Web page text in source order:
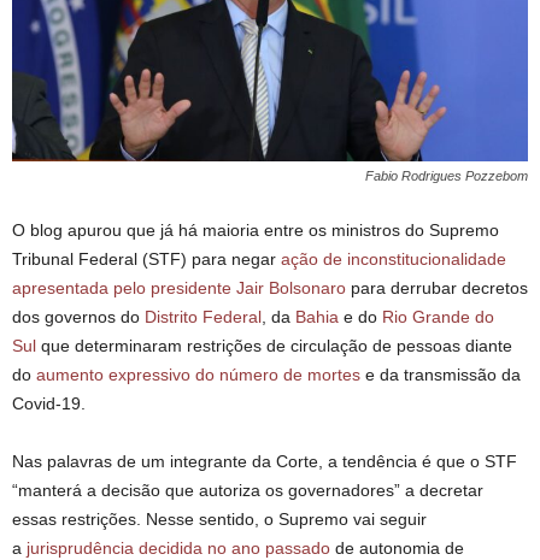
Fabio Rodrigues Pozzebom
O blog apurou que já há maioria entre os ministros do Supremo
Tribunal Federal (STF) para negar ação de inconstitucionalidade
apresentada pelo presidente Jair Bolsonaro para derrubar decretos
dos governos do Distrito Federal , da Bahia e do Rio Grande do
Sul que determinaram restrições de circulação de pessoas diante
do aumento expressivo do número de mortes e da transmissão da
Covid-19.
Nas palavras de um integrante da Corte, a tendência é que o STF
“manterá a decisão que autoriza os governadores” a decretar
essas restrições. Nesse sentido, o Supremo vai seguir
a jurisprudência decidida no ano passado de autonomia de